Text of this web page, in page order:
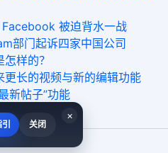
被迫背水一战
部门起诉四家中国公司
样的？
长的视频与新的编辑功能
新帖子”功能
×
关闭